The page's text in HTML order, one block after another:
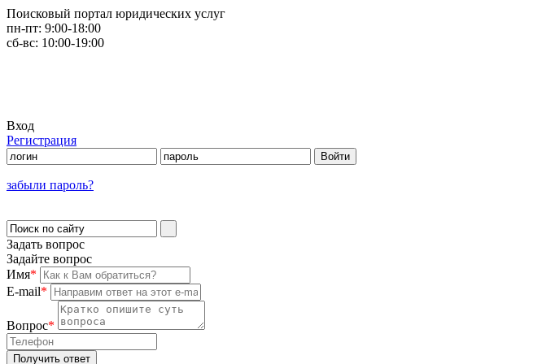
Поисковый портал юридических услуг
пн-пт: 9:00-18:00
сб-вс: 10:00-19:00
Вход
Регистрация
забыли пароль?
Задать вопрос
Задайте вопрос
Имя*
E-mail*
Вопрос*